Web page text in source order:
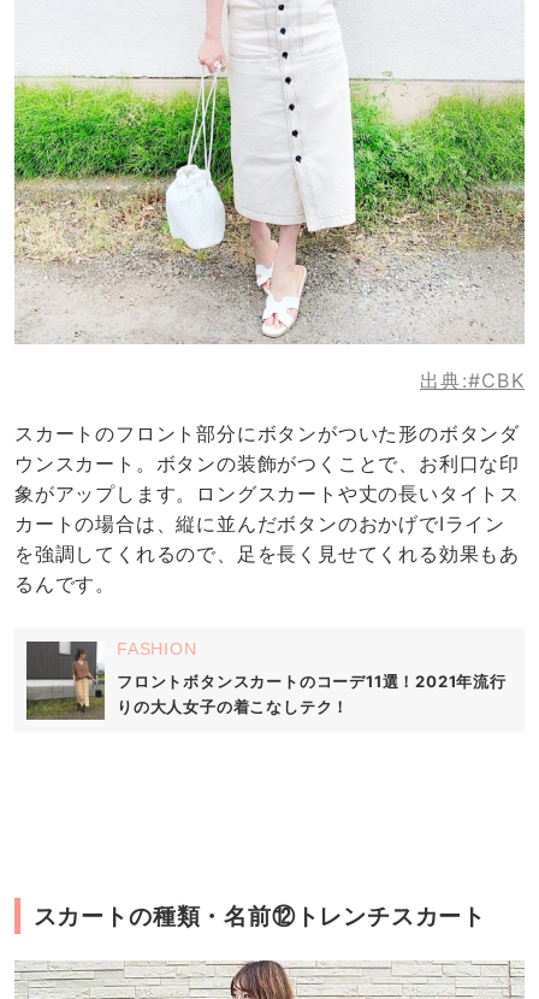
出典:#CBK
スカートのフロント部分にボタンがついた形のボタンダ
ウンスカート。ボタンの装飾がつくことで、お利口な印
象がアップします。ロングスカートや丈の長いタイトス
カートの場合は、縦に並んだボタンのおかげでIライン
を強調してくれるので、足を長く見せてくれる効果もあ
るんです。
FASHION
フロントボタンスカートのコーデ11選！2021年流行
りの大人女子の着こなしテク！
スカートの種類・名前⑫トレンチスカート